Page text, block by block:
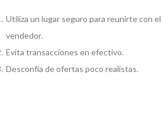
Utiliza un lugar seguro para reunirte con el
vendedor.
Evita transacciones en efectivo.
Desconfía de ofertas poco realistas.